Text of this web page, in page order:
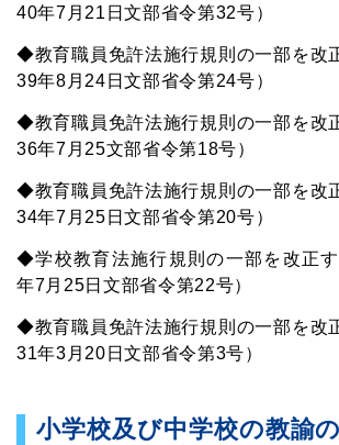
40年7月21日文部省令第32号）
◆教育職員免許法施行規則の一部を改
39年8月24日文部省令第24号）
◆教育職員免許法施行規則の一部を改
36年7月25文部省令第18号）
◆教育職員免許法施行規則の一部を改
34年7月25日文部省令第20号）
◆学校教育法施行規則の一部を改正
年7月25日文部省令第22号）
◆教育職員免許法施行規則の一部を改
31年3月20日文部省令第3号）
小学校及び中学校の教諭